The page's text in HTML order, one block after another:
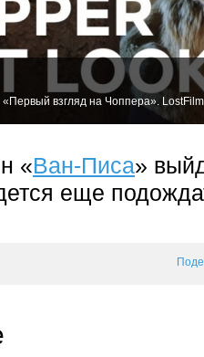
взгляд на Чоппера».
«Ван-Писа»
еще